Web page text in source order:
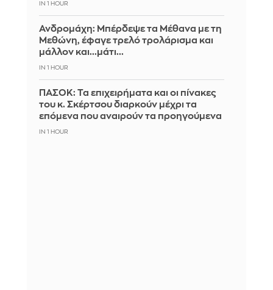
IN 1 HOUR
Ανδρομάχη: Μπέρδεψε τα Μέθανα με τη
Μεθώνη, έφαγε τρελό τρολάρισμα και
μάλλον και...μάτι...
IN 1 HOUR
ΠΑΣΟΚ: Τα επιχειρήματα και οι πίνακες
του κ. Σκέρτσου διαρκούν μέχρι τα
επόμενα που αναιρούν τα προηγούμενα
IN 1 HOUR